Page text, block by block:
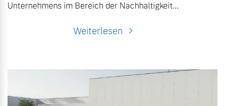
Unternehmens im Bereich der Nachhaltigkeit...
Weiterlesen